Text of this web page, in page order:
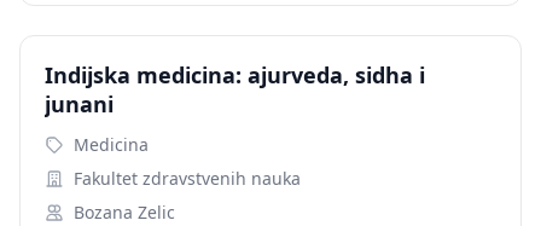
Indijska medicina: ajurveda, sidha i
junani
Medicina
Fakultet zdravstvenih nauka
Bozana Zelic